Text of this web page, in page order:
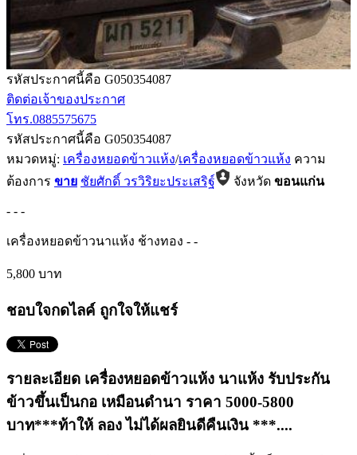
รหัสประกาศนี้คือ G050354087
ติดต่อเจ้าของประกาศ
โทร.0885575675
รหัสประกาศนี้คือ G050354087
หมวดหมู่: เครื่องหยอดข้าวแห้ง/เครื่องหยอดข้าวแห้ง ความ
ต้องการ ขาย ชัยศักดิ์ วรวิริยะประเสริฐ์ จังหวัด ขอนแก่น
- - -
เครื่องหยอดข้าวนาแห้ง ช้างทอง - -
5,800 บาท
ชอบใจกดไลค์ ถูกใจให้แชร์
รายละเอียด เครื่องหยอดข้าวแห้ง นาแห้ง รับประกัน
ข้าวขึ้นเป็นกอ เหมือนดำนา ราคา 5000-5800
บาท***ท้าให้ ลอง ไม่ได้ผลยินดีคืนเงิน ***....